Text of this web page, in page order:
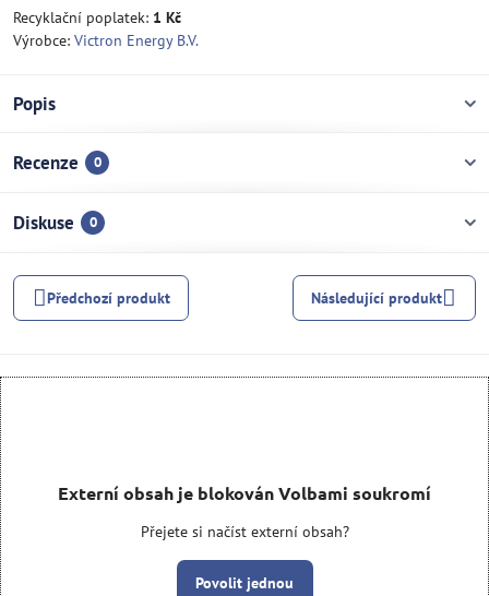
Recyklační poplatek: 1 Kč
Výrobce: Victron Energy B.V.
Popis
Recenze 0
Diskuse 0
Předchozí produkt Následující produkt
Externí obsah je blokován Volbami soukromí
Přejete si načíst externí obsah?
Povolit jednou